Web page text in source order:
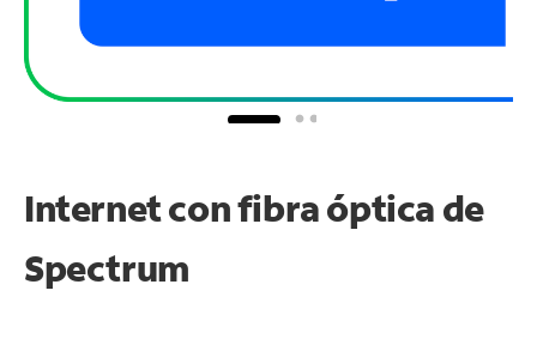
Internet con fibra óptica de
Spectrum